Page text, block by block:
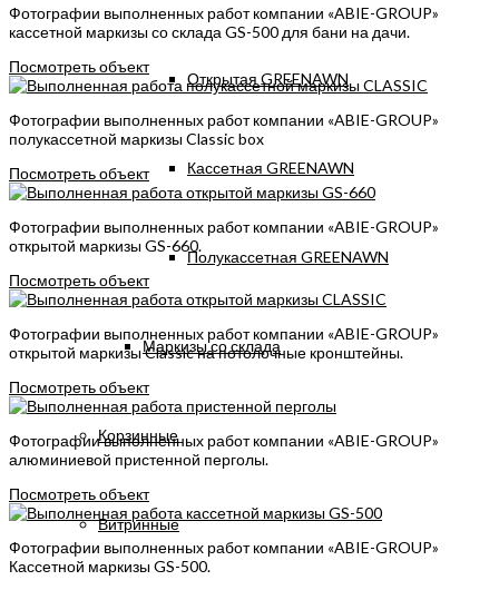
Открытая GREENAWN
Кассетная GREENAWN
Полукассетная GREENAWN
Маркизы со склада
Корзинные
Витринные
Фотографии выполненных работ компании «ABIE-GROUP»
кассетной маркизы со склада GS-500 для бани на дачи.
Посмотреть объект
Фотографии выполненных работ компании «ABIE-GROUP»
полукассетной маркизы Classic box
Посмотреть объект
Фотографии выполненных работ компании «ABIE-GROUP»
открытой маркизы GS-660.
Посмотреть объект
Фотографии выполненных работ компании «ABIE-GROUP»
открытой маркизы Classic на потолочные кронштейны.
Посмотреть объект
Фотографии выполненных работ компании «ABIE-GROUP»
алюминиевой пристенной перголы.
Посмотреть объект
Фотографии выполненных работ компании «ABIE-GROUP»
Кассетной маркизы GS-500.